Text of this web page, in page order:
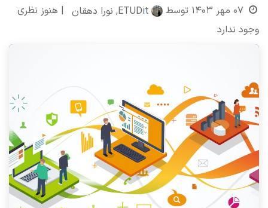
۰۷ مهر ۱۴۰۳ توسط ETUDit, نورا دهقان
| هنوز نظری
وجود ندارد